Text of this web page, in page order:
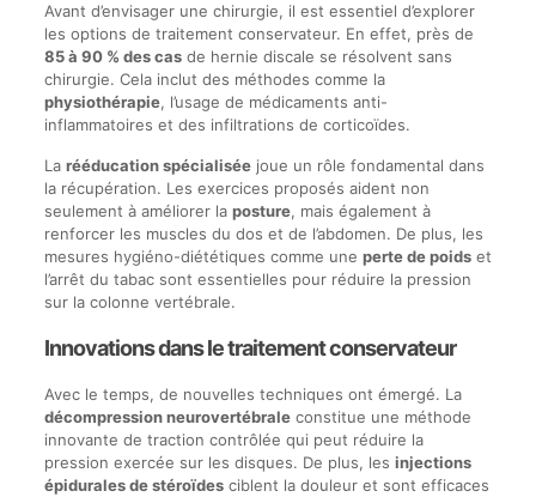
Avant d’envisager une chirurgie, il est essentiel d’explorer
les options de traitement conservateur. En effet, près de
85 à 90 % des casde hernie discale se résolvent sans
chirurgie. Cela inclut des méthodes comme la
physiothérapie, l’usage de médicaments anti-
inflammatoires et des infiltrations de corticoïdes.
La rééducation spécialiséejoue un rôle fondamental dans
la récupération. Les exercices proposés aident non
seulement à améliorer la posture, mais également à
renforcer les muscles du dos et de l’abdomen. De plus, les
mesures hygiéno-diététiques comme une perte de poidset
l’arrêt du tabac sont essentielles pour réduire la pression
sur la colonne vertébrale.
Innovations dans le traitement conservateur
Avec le temps, de nouvelles techniques ont émergé. La
décompression neurovertébraleconstitue une méthode
innovante de traction contrôlée qui peut réduire la
pression exercée sur les disques. De plus, les injections
épidurales de stéroïdesciblent la douleur et sont efficaces